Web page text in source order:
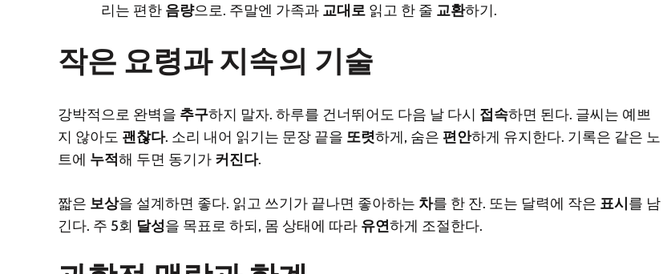
리는 편한 음량으로. 주말엔 가족과 교대로 읽고 한 줄 교환하기.
작은 요령과 지속의 기술
강박적으로 완벽을 추구하지 말자. 하루를 건너뛰어도 다음 날 다시 접속하면 된다. 글씨는 예쁘
지 않아도 괜찮다. 소리 내어 읽기는 문장 끝을 또렷하게, 숨은 편안하게 유지한다. 기록은 같은 노
트에 누적해 두면 동기가 커진다.
짧은 보상을 설계하면 좋다. 읽고 쓰기가 끝나면 좋아하는 차를 한 잔. 또는 달력에 작은 표시를 남
긴다. 주 5회 달성을 목표로 하되, 몸 상태에 따라 유연하게 조절한다.